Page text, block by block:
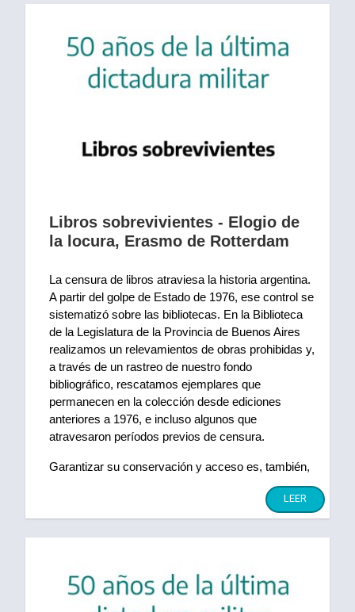
Libros sobrevivientes - Elogio de
la locura, Erasmo de Rotterdam
La censura de libros atraviesa la historia argentina.
A partir del golpe de Estado de 1976, ese control se
sistematizó sobre las bibliotecas. En la Biblioteca
de la Legislatura de la Provincia de Buenos Aires
realizamos un relevamientos de obras prohibidas y,
a través de un rastreo de nuestro fondo
bibliográfico, rescatamos ejemplares que
permanecen en la colección desde ediciones
anteriores a 1976, e incluso algunos que
atravesaron períodos previos de censura.
Garantizar su conservación y acceso es, también,
LEER